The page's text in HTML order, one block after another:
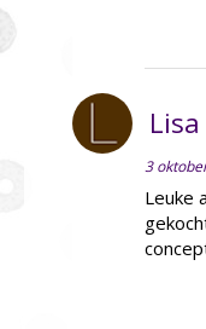
3
Leuke